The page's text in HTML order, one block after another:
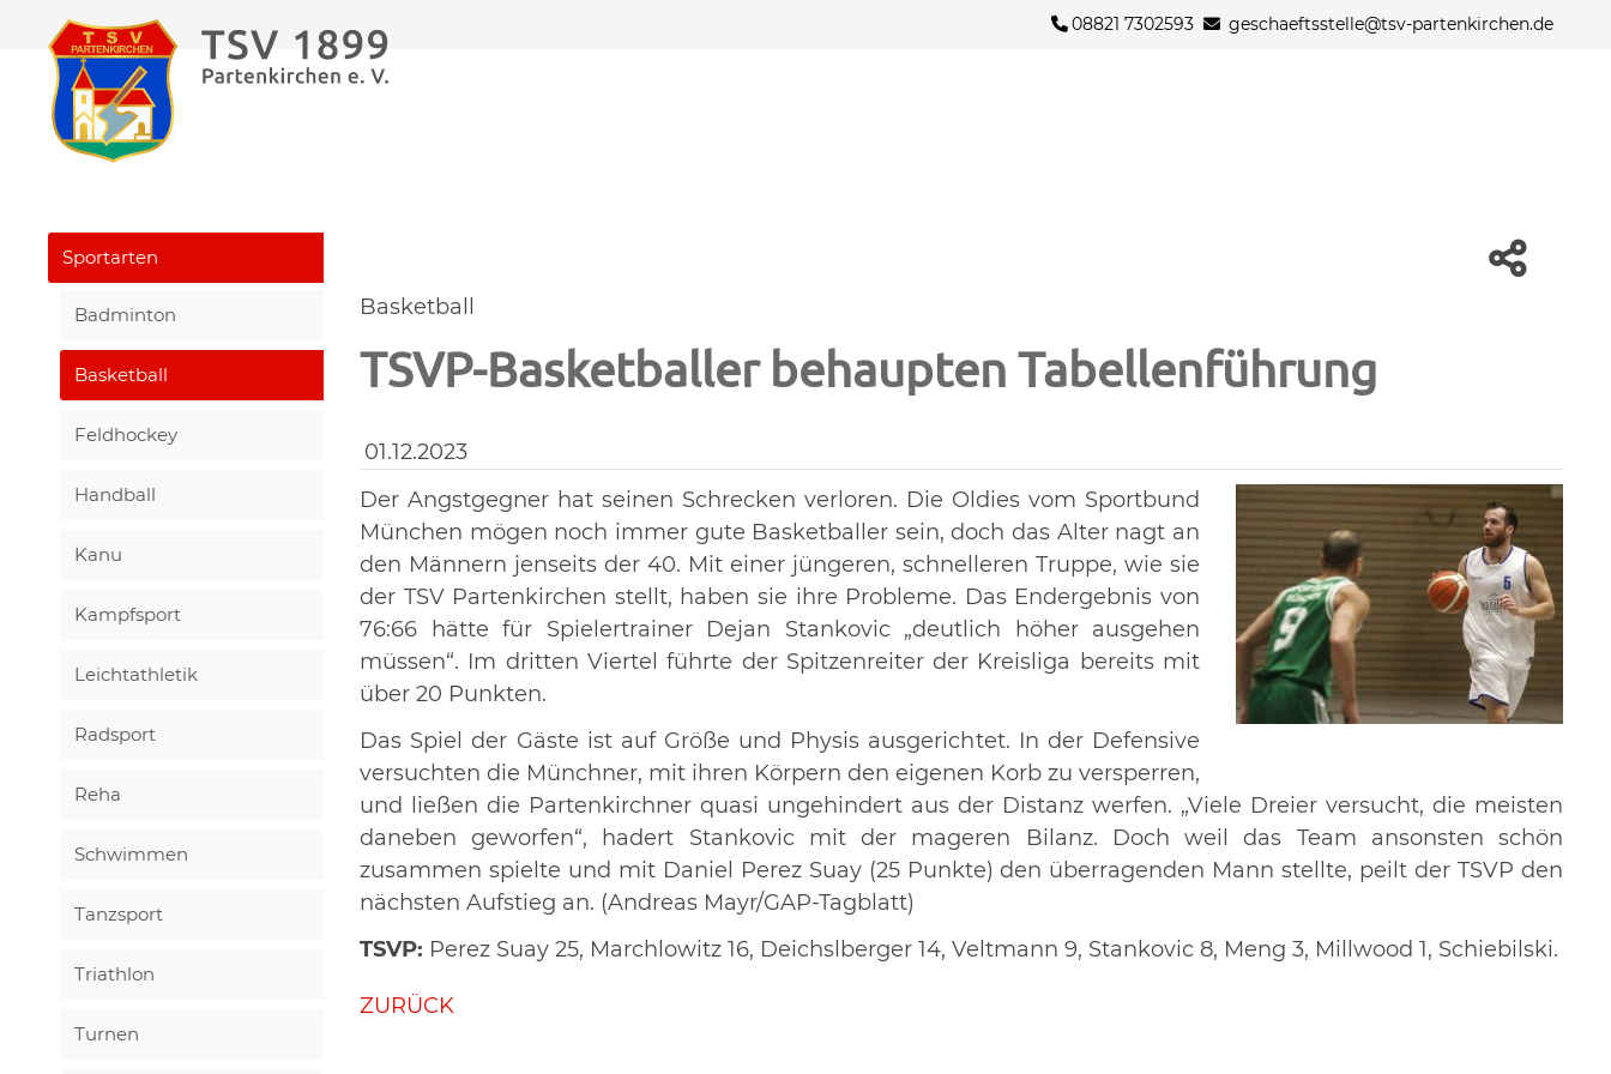
08821 7302593 geschaeftsstelle@tsv-partenkirchen.de
TSV Partenkirchen
Basketball
TSVP-Basketballer behaupten Tabellenführung
01.12.2023
Der Angstgegner hat seinen Schrecken verloren. Die Oldies vom Sportbund
München mögen noch immer gute Basketballer sein, doch das Alter nagt an
den Männern jenseits der 40. Mit einer jüngeren, schnelleren Truppe, wie sie
der TSV Partenkirchen stellt, haben sie ihre Probleme. Das Endergebnis von
76:66 hätte für Spielertrainer Dejan Stankovic „deutlich höher ausgehen
müssen“. Im dritten Viertel führte der Spitzenreiter der Kreisliga bereits mit
über 20 Punkten.
Das Spiel der Gäste ist auf Größe und Physis ausgerichtet. In der Defensive
versuchten die Münchner, mit ihren Körpern den eigenen Korb zu versperren,
und ließen die Partenkirchner quasi ungehindert aus der Distanz werfen. „Viele Dreier versucht, die meisten
daneben geworfen“, hadert Stankovic mit der mageren Bilanz. Doch weil das Team ansonsten schön
zusammen spielte und mit Daniel Perez Suay (25 Punkte) den überragenden Mann stellte, peilt der TSVP den
nächsten Aufstieg an. (Andreas Mayr/GAP-Tagblatt)
TSVP: Perez Suay 25, Marchlowitz 16, Deichslberger 14, Veltmann 9, Stankovic 8, Meng 3, Millwood 1, Schiebilski.
ZURÜCK
Sportarten
Badminton
Basketball
Feldhockey
Handball
Kanu
Kampfsport
Leichtathletik
Radsport
Reha
Schwimmen
Tanzsport
Triathlon
Turnen